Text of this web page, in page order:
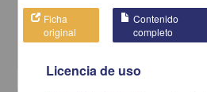
2019-06-18
Físico Matemáticas y Ciencias de la Tierra
Ficha
original
Contenido
completo
Licencia de uso